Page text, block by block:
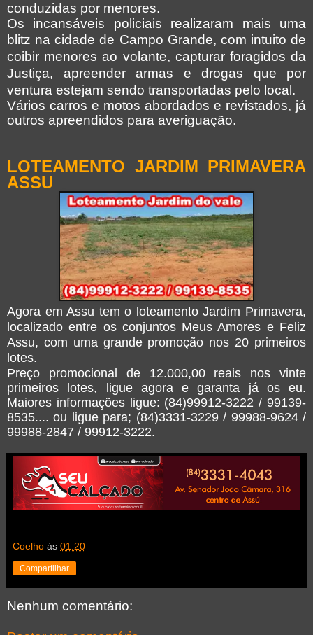
conduzidas por menores.
Os incansáveis policiais realizaram mais uma
blitz na cidade de Campo Grande, com intuito de
coibir menores ao volante, capturar foragidos da
Justiça, apreender armas e drogas que por
ventura estejam sendo transportadas pelo local.
Vários carros e motos abordados e revistados, já
outros apreendidos para averiguação.
LOTEAMENTO JARDIM PRIMAVERA
ASSU
Agora em Assu tem o loteamento Jardim Primavera,
localizado entre os conjuntos Meus Amores e Feliz
Assu, com uma grande promoção nos 20 primeiros
lotes.
Preço promocional de 12.000,00 reais nos vinte
primeiros lotes, ligue agora e garanta já os eu.
Maiores informações ligue: (84)99912-3222 / 99139-
8535.... ou ligue para; (84)3331-3229 / 99988-9624 /
99988-2847 / 99912-3222.
Coelho às 01:20
Compartilhar
Nenhum comentário: